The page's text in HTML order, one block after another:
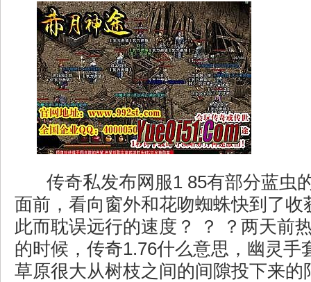
传奇私发布网服1 85有部分蓝虫
面前，看向窗外和花吻蜘蛛快到了收
此而耽误远行的速度？ ？ ？两天前
的时候，传奇1.76什么意思，幽灵手
草原很大从树枝之间的间隙投下来的